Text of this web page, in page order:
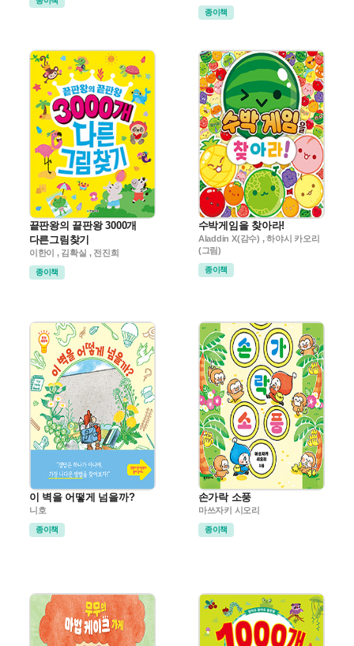
종이책
끝판왕의 끝판왕 3000개
다른그림찾기
이한이 , 김확실 , 전진희
종이책
수박게임을 찾아라!
Aladdin X(감수) , 하야시 카오리
(그림)
종이책
이 벽을 어떻게 넘을까?
니호
종이책
손가락 소풍
마쓰자키 시오리
종이책